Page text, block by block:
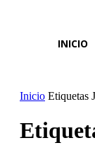
INICIO
Inicio Etiquetas